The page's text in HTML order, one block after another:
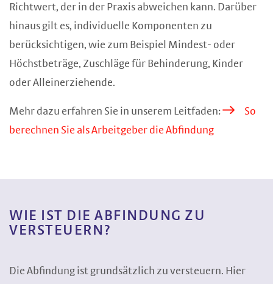
Richtwert, der in der Praxis abweichen kann. Darüber
hinaus gilt es, individuelle Komponenten zu
berücksichtigen, wie zum Beispiel Mindest- oder
Höchstbeträge, Zuschläge für Behinderung, Kinder
oder Alleinerziehende.
Mehr dazu erfahren Sie in unserem Leitfaden:
So
berechnen Sie als Arbeitgeber die Abfindung
WIE IST DIE ABFINDUNG ZU
VERSTEUERN?
Die Abfindung ist grundsätzlich zu versteuern. Hier